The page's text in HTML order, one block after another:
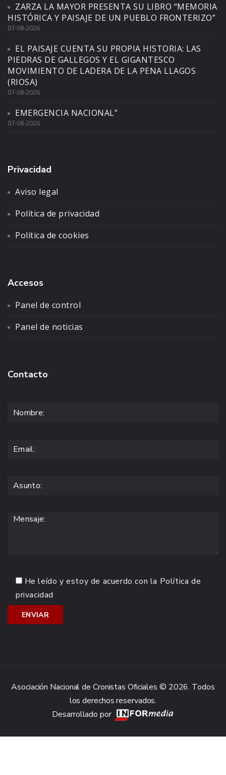
ZARZA LA MAYOR PRESENTA SU LIBRO “MEMORIA
HISTÓRICA Y PAISAJE DE UN PUEBLO FRONTERIZO”
07-08-2026
EL PAISAJE CUENTA SU PROPIA HISTORIA: LAS
PIEDRAS DE GALLEGOS Y EL GIGANTESCO
MOVIMIENTO DE LADERA DE LA PENA LLAGOS
(RIOSA)
07-08-2026
EMERGENCIA NACIONAL”
07-08-2026
Privacidad
Aviso legal
Política de privacidad
Política de cookies
Accesos
Panel de control
Panel de noticias
Contacto
He leído y estoy de acuerdo con la Política de
privacidad
Asociación Nacional de Cronistas Oficiales © 2026. Todos
los derechos reservados.
Desarrollado por